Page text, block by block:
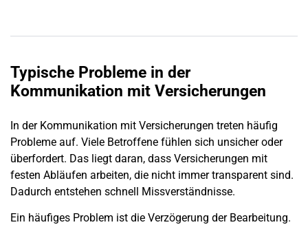
Typische Probleme in der
Kommunikation mit Versicherungen
In der Kommunikation mit Versicherungen treten häufig
Probleme auf. Viele Betroffene fühlen sich unsicher oder
überfordert. Das liegt daran, dass Versicherungen mit
festen Abläufen arbeiten, die nicht immer transparent sind.
Dadurch entstehen schnell Missverständnisse.
Ein häufiges Problem ist die Verzögerung der Bearbeitung.